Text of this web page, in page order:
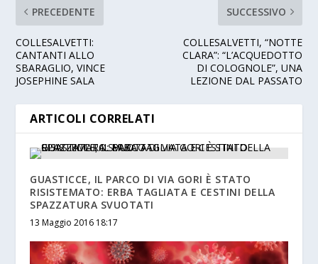
PRECEDENTE
COLLESALVETTI:
CANTANTI ALLO
SBARAGLIO, VINCE
JOSEPHINE SALA
SUCCESSIVO
COLLESALVETTI, “NOTTE
CLARA”: “L’ACQUEDOTTO
DI COLOGNOLE”, UNA
LEZIONE DAL PASSATO
ARTICOLI CORRELATI
GUASTICCE, IL PARCO DI VIA GORI È STATO
RISISTEMATO: ERBA TAGLIATA E CESTINI DELLA
SPAZZATURA SVUOTATI
13 Maggio 2016 18:17